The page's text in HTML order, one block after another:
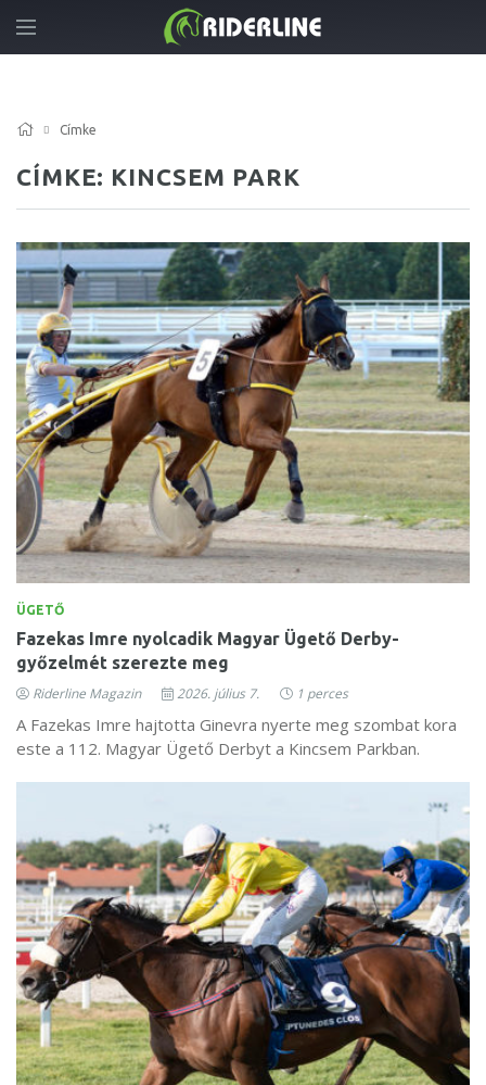
Címke
CÍMKE: KINCSEM PARK
ÜGETŐ
Fazekas Imre nyolcadik Magyar Ügető Derby-
győzelmét szerezte meg
Riderline Magazin 2026. július 7. 1 perces
A Fazekas Imre hajtotta Ginevra nyerte meg szombat kora
este a 112. Magyar Ügető Derbyt a Kincsem Parkban.